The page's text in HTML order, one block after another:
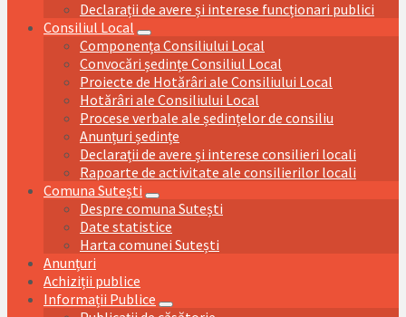
Declarații de avere și interese funcționari publici
Consiliul Local
Componența Consiliului Local
Convocări ședințe Consiliul Local
Proiecte de Hotărâri ale Consiliului Local
Hotărâri ale Consiliului Local
Procese verbale ale ședințelor de consiliu
Anunțuri ședințe
Declarații de avere și interese consilieri locali
Rapoarte de activitate ale consilierilor locali
Comuna Sutești
Despre comuna Sutești
Date statistice
Harta comunei Sutești
Anunțuri
Achiziții publice
Informații Publice